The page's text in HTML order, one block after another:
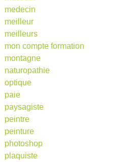
medecin
meilleur
meilleurs
mon compte formation
montagne
naturopathie
optique
paie
paysagiste
peintre
peinture
photoshop
plaquiste